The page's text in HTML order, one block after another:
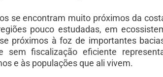
se encontram muito próximos da
pouco estudadas, em
próximos à foz de importantes
sem fiscalização eficiente
e às populações que ali vivem.